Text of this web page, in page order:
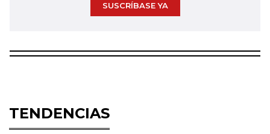
SUSCRÍBASE YA
TENDENCIAS